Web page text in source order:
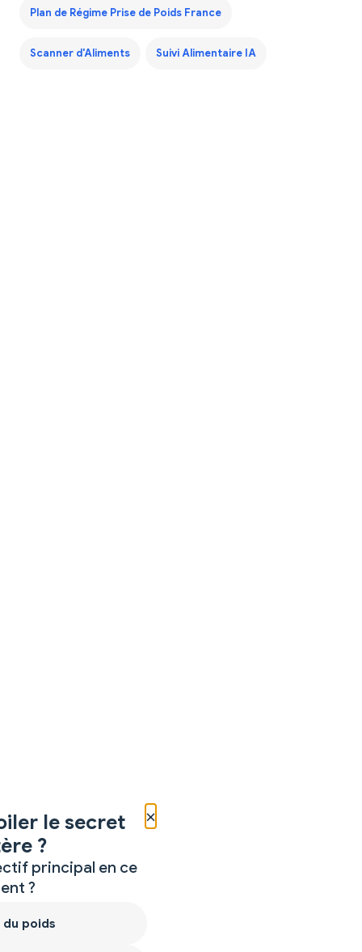
Plan de Régime Prise de Poids France
Scanner d'Aliments Suivi Alimentaire IA
×
le secret
?
principal en ce
?
poids